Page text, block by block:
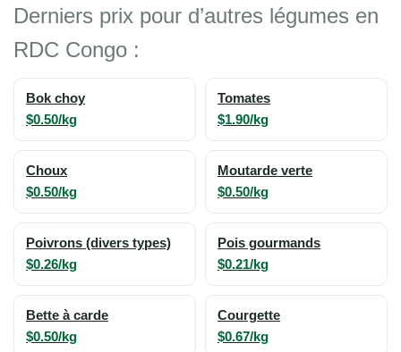
Derniers prix pour d’autres légumes en
RDC Congo :
Bok choy
$0.50/kg
Tomates
$1.90/kg
Choux
$0.50/kg
Moutarde verte
$0.50/kg
Poivrons (divers types)
$0.26/kg
Pois gourmands
$0.21/kg
Bette à carde
$0.50/kg
Courgette
$0.67/kg